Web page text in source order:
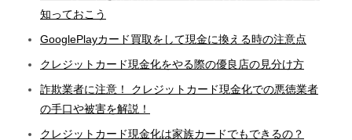
知っておこう
GooglePlayカード買取をして現金に換える時の注意点
クレジットカード現金化をやる際の優良店の見分け方
詐欺業者に注意！ クレジットカード現金化での悪徳業者
の手口や被害を解説！
クレジットカード現金化は家族カードでもできるの？